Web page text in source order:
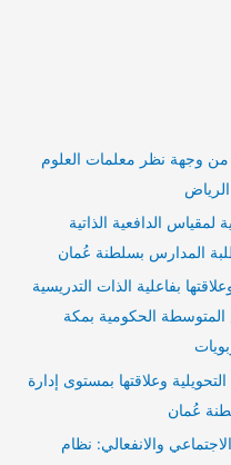
من وجهة نظر معلمات العلوم
الدافعية الذاتية
المدارس بسلطنة عُمان
بفاعلية الذات التدريسية
الحكومية بمكة
وعلاقتها بمستوى إدارة
عُمان
والانفعالي: نظام